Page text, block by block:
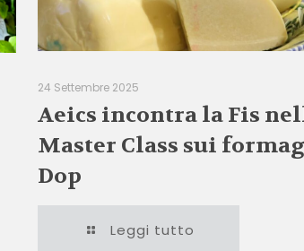
24 Settembre 2025
Aeics incontra la Fis
Master Class sui
Dop
Leggi tutto